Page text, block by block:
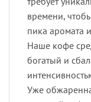
времени,
пика аромата
Наше кофе
богатый и
Уже